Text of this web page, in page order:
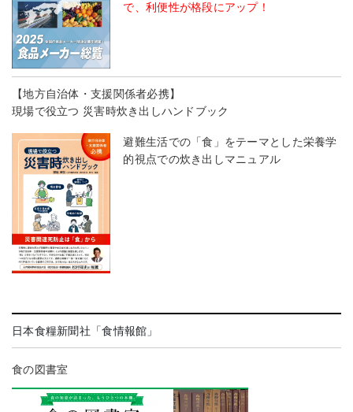
で、利便性が格段にアップ！
【地方自治体・支援関係者必携】
現場で役立つ 災害時炊き出しハンドブック
避難生活での「食」をテーマとした栄養学
的視点での炊き出しマニュアル
日本食糧新聞社「食情報館」
食の図書室